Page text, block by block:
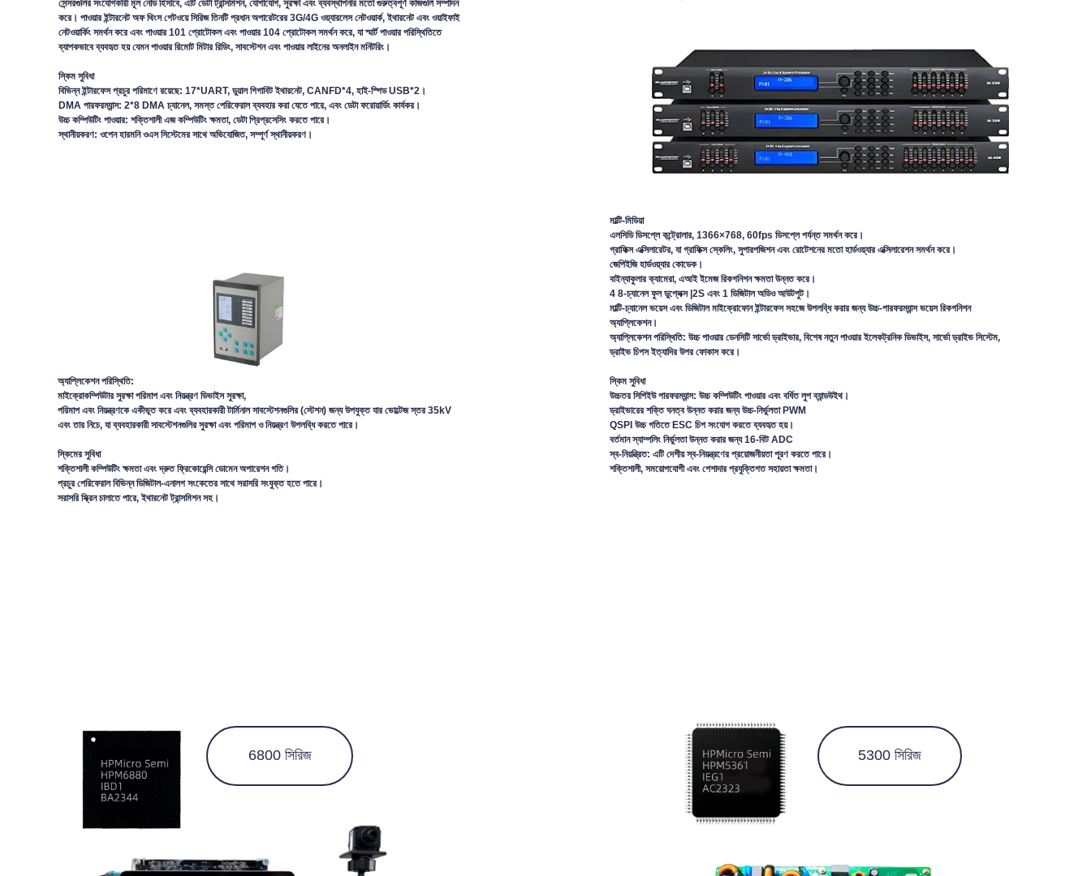
সেন্সরগুলির সংযোগকারী মূল নোড হিসাবে, এটি ডেটা ট্রান্সমিশন, যোগাযোগ, সুরক্ষা এবং ব্যবস্থাপনার মতো গুরুত্বপূর্ণ কাজগুলি সম্পাদন
করে। পাওয়ার ইন্টারনেট অফ থিংস গেটওয়ে সিরিজ তিনটি প্রধান অপারেটরের 3G/4G ওয়্যারলেস নেটওয়ার্ক, ইথারনেট এবং ওয়াইফাই
নেটওয়ার্কিং সমর্থন করে এবং পাওয়ার 101 প্রোটোকল এবং পাওয়ার 104 প্রোটোকল সমর্থন করে, যা স্মার্ট পাওয়ার পরিস্থিতিতে
ব্যাপকভাবে ব্যবহৃত হয় যেমন পাওয়ার রিমোট মিটার রিডিং, সাবস্টেশন এবং পাওয়ার লাইনের অনলাইন মনিটরিং।
স্কিম সুবিধা
বিভিন্ন ইন্টারফেস প্রচুর পরিমাণে রয়েছে: 17*UART, ডুয়াল গিগাবিট ইথারনেট, CANFD*4, হাই-স্পিড USB*2।
DMA পারফরম্যান্স: 2*8 DMA চ্যানেল, সমস্ত পেরিফেরাল ব্যবহার করা যেতে পারে, এবং ডেটা ফরোয়ার্ডিং কার্যকর।
উচ্চ কম্পিউটিং পাওয়ার: শক্তিশালী এজ কম্পিউটিং ক্ষমতা, ডেটা প্রিপ্রসেসিং করতে পারে।
স্থানীয়করণ: ওপেন হারমনি ওএস সিস্টেমের সাথে অভিযোজিত, সম্পূর্ণ স্থানীয়করণ।
মাল্টি-মিডিয়া
এলসিডি ডিসপ্লে কন্ট্রোলার, 1366×768, 60fps ডিসপ্লে পর্যন্ত সমর্থন করে।
গ্রাফিক্স এক্সিলারেটর, যা গ্রাফিক্সস্কেলিং, সুপারপজিশন এবং রোটেশনের মতো হার্ডওয়্যার এক্সিলারেশন সমর্থন করে।
জেপিইজি হার্ডওয়্যার কোডেক।
বাইন্যাকুলার ক্যামেরা, এআই ইমেজ রিকগনিশন ক্ষমতা উন্নত করে।
4 8-চ্যানেল ফুল ডুপ্লেক্স |2S এবং 1 ডিজিটাল অডিও আউটপুট।
মাল্টি-চ্যানেল ভয়েস এবং ডিজিটাল মাইক্রোফোন ইন্টারফেস সহজে উপলব্ধি করার জন্যউচ্চ-পারফরম্যান্স ভয়েস রিকগনিশন
অ্যাপ্লিকেশন।
অ্যাপ্লিকেশন পরিস্থিতি: উচ্চ পাওয়ার ডেনসিটি সার্ভো ড্রাইভার, বিশেষ নতুনপাওয়ার ইলেকট্রনিক ডিভাইস, সার্ভো ড্রাইভ সিস্টেম,
ড্রাইভ চিপস ইত্যাদির উপর ফোকাস করে।
স্কিম সুবিধা
উচ্চতর সিপিইউ পারফরম্যান্স: উচ্চ কম্পিউটিং পাওয়ার এবং বর্ধিত লুপ ব্যান্ডউইথ।
ড্রাইভারের শক্তি ঘনত্ব উন্নত করার জন্য উচ্চ-নির্ভুলতা PWM
QSPI উচ্চ গতিতে ESC চিপ সংযোগ করতে ব্যবহৃত হয়।
বর্তমান স্যাম্পলিং নির্ভুলতা উন্নত করার জন্য 16-বিট ADC
স্ব-নিয়ন্ত্রিত: এটি দেশীয় স্ব-নিয়ন্ত্রণের প্রয়োজনীয়তা পূরণ করতে পারে।
শক্তিশালী, সময়োপযোগী এবং পেশাদার প্রযুক্তিগত সহায়তা ক্ষমতা।
অ্যাপ্লিকেশন পরিস্থিতি:
মাইক্রোকম্পিউটার সুরক্ষা পরিমাপ এবং নিয়ন্ত্রণ ডিভাইস সুরক্ষা,
পরিমাপ এবং নিয়ন্ত্রণকে একীভূত করে এবং ব্যবহারকারী টার্মিনাল সাবস্টেশনগুলির (স্টেশন) জন্য উপযুক্তযার ভোল্টেজ স্তর 35kV
এবং তার নিচে, যা ব্যবহারকারী সাবস্টেশনগুলির সুরক্ষা এবং পরিমাপ ও নিয়ন্ত্রণ উপলব্ধি করতে পারে।
স্কিমের সুবিধা
শক্তিশালী কম্পিউটিং ক্ষমতা এবং দ্রুত ফ্রিকোয়েন্সি ডোমেন অপারেশন গতি।
প্রচুর পেরিফেরাল বিভিন্ন ডিজিটাল-এনালগ সংকেতের সাথে সরাসরি সংযুক্ত হতে পারে।
সরাসরি স্ক্রিন চালাতে পারে, ইথারনেট ট্রান্সমিশন সহ।
6800 সিরিজ 5300 সিরিজ